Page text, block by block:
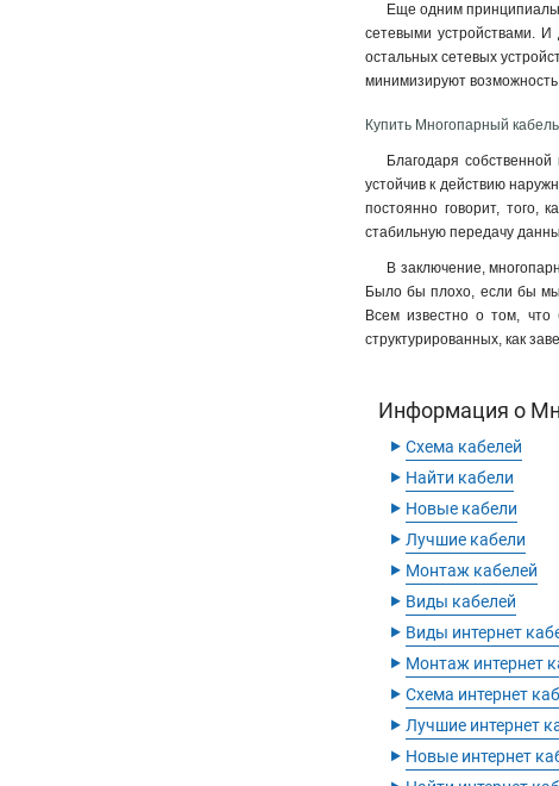
Еще одним
сетевыми устройствами.
остальных сетевых
минимизируют
Купить Многопарный
Благодаря
устойчив к действию
постоянно говорит, того,
стабильную передачу
В заключение,
Было бы плохо, если бы мы
Всем известно о том, что
структурированных, как
Информация о
‣ Схема кабелей
‣ Найти кабели
‣ Новые кабели
‣ Лучшие кабели
‣ Монтаж кабелей
‣ Виды кабелей
‣ Виды интернет
‣ Монтаж интернет
‣ Схема интернет
‣ Лучшие интернет
‣ Новые интернет